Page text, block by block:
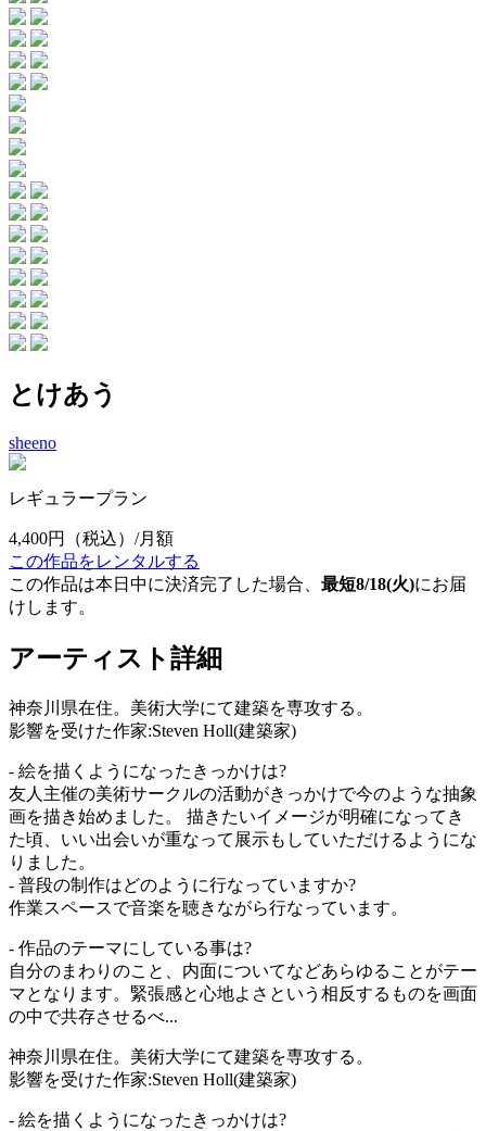
とけあう
sheeno
レギュラープラン
4,400円
（税込）/月額
この作品をレンタルする
この作品は本日中に決済完了した場合、 最短8/18(火)にお届
けします。
アーティスト詳細
神奈川県在住。美術大学にて建築を専攻する。
影響を受けた作家:Steven Holl(建築家)
- 絵を描くようになったきっかけは?
友人主催の美術サークルの活動がきっかけで今のような抽象
画を描き始めました。 描きたいイメージが明確になってき
た頃、いい出会いが重なって展示もしていただけるようにな
りました。
- 普段の制作はどのように行なっていますか?
作業スペースで音楽を聴きながら行なっています。
- 作品のテーマにしている事は?
自分のまわりのこと、内面についてなどあらゆることがテー
マとなります。緊張感と心地よさという相反するものを画面
の中で共存させるべ...
神奈川県在住。美術大学にて建築を専攻する。
影響を受けた作家:Steven Holl(建築家)
- 絵を描くようになったきっかけは?